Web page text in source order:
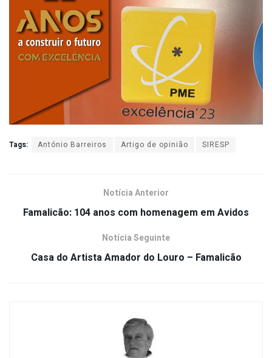
Tags: António Barreiros Artigo de opinião SIRESP
Notícia Anterior
Famalicão: 104 anos com homenagem em Avidos
Notícia Seguinte
Casa do Artista Amador do Louro – Famalicão